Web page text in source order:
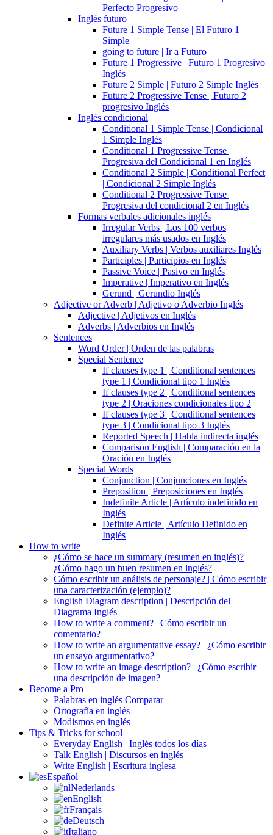
Perfecto Progresivo
Inglés futuro
Future 1 Simple Tense | El Futuro 1
Simple
going to future | Ir a Futuro
Future 1 Progressive | Futuro 1 Progresivo
Inglés
Future 2 Simple | Futuro 2 Simple Inglés
Future 2 Progressive Tense | Futuro 2
progresivo Inglés
Inglés condicional
Conditional 1 Simple Tense | Condicional
1 Simple Inglés
Conditional 1 Progressive Tense |
Progresiva del Condicional 1 en Inglés
Conditional 2 Simple | Conditional Perfect
| Condicional 2 Simple Inglés
Conditional 2 Progressive Tense |
Progresiva del condicional 2 en Inglés
Formas verbales adicionales inglés
Irregular Verbs | Los 100 verbos
irregulares más usados en Inglés
Auxiliary Verbs | Verbos auxiliares Inglés
Participles | Participios en Inglés
Passive Voice | Pasivo en Inglés
Imperative | Imperativo en Inglés
Gerund | Gerundio Inglés
Adjective or Adverb | Adjetivo o Adverbio Inglés
Adjective | Adjetivos en Inglés
Adverbs | Adverbios en Inglés
Sentences
Word Order | Orden de las palabras
Special Sentence
If clauses type 1 | Conditional sentences
type 1 | Condicional tipo 1 Inglés
If clauses type 2 | Conditional sentences
type 2 | Oraciones condicionales tipo 2
If clauses type 3 | Conditional sentences
type 3 | Condicional tipo 3 Inglés
Reported Speech | Habla indirecta inglés
Comparison English | Comparación en la
Oración en Inglés
Special Words
Conjunction | Conjunciones en Inglés
Preposition | Preposiciones en Inglés
Indefinite Article | Artículo indefinido en
Inglés
Definite Article | Artículo Definido en
Inglés
How to write
¿Cómo se hace un summary (resumen en inglés)?
¿Cómo hago un buen resumen en inglés?
Cómo escribir un análisis de personaje? | Cómo escribir
una caracterización (ejemplo)?
English Diagram description | Descripción del
Diagrama Inglés
How to write a comment? | Cómo escribir un
comentario?
How to write an argumentative essay? | ¿Cómo escribir
un ensayo argumentativo?
How to write an image description? | ¿Cómo escribir
una descripción de imagen?
Become a Pro
Palabras en inglés Comparar
Ortografía en inglés
Modismos en inglés
Tips & Tricks for school
Everyday English | Inglés todos los días
Talk English | Discursos en inglés
Write English | Escritura inglesa
Español
Nederlands
English
Français
Deutsch
Italiano